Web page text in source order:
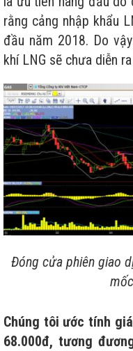
rằng cảng nhập khẩu
đầu năm 2018. Do
khí LNG sẽ chưa diễn
Đóng cửa phiên giao
Chúng tôi ước tính
68.000đ, tương